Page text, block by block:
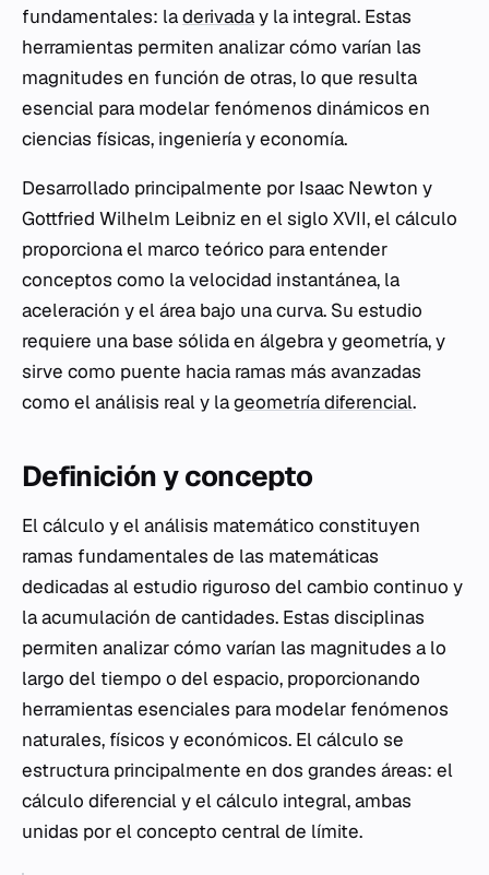
fundamentales: laderivaday la integral. Estas
herramientas permiten analizar cómo varían las
magnitudes en función de otras, lo que resulta
esencial para modelar fenómenos dinámicos en
ciencias físicas, ingeniería y economía.
Desarrollado principalmente por Isaac Newton y
Gottfried Wilhelm Leibniz en el siglo XVII, el cálculo
proporciona el marco teórico para entender
conceptos como la velocidad instantánea, la
aceleración y el área bajo una curva. Su estudio
requiere una base sólida en álgebra y geometría, y
sirve como puente hacia ramas más avanzadas
como el análisis real y lageometría diferencial.
Definición y concepto
El cálculo y el análisis matemático constituyen
ramas fundamentales de las matemáticas
dedicadas al estudio riguroso del cambio continuo y
la acumulación de cantidades. Estas disciplinas
permiten analizar cómo varían las magnitudes a lo
largo del tiempo o del espacio, proporcionando
herramientas esenciales para modelar fenómenos
naturales, físicos y económicos. El cálculo se
estructura principalmente en dos grandes áreas: el
cálculo diferencial y el cálculo integral, ambas
unidas por el concepto central de límite.